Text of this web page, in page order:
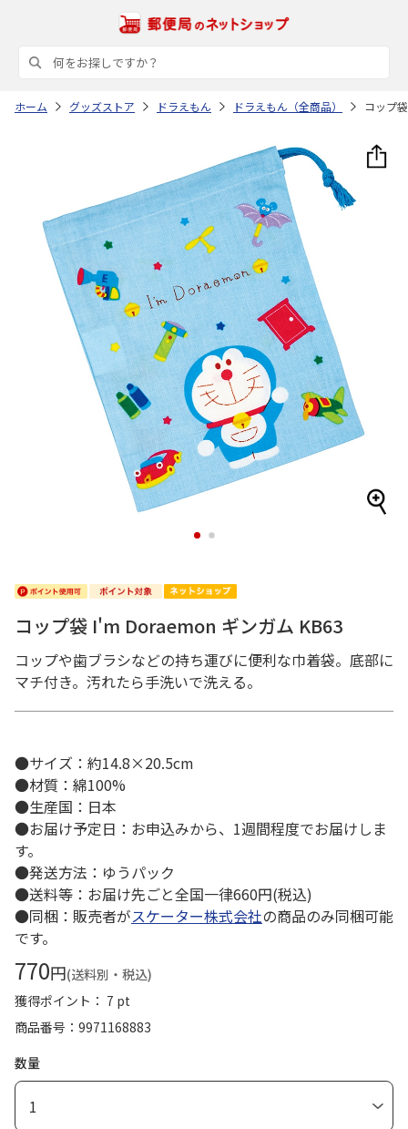
ホーム グッズストア ドラえもん ドラえもん（全商品） コップ
1 2
コップ袋 I'm Doraemon ギンガム KB63
コップや歯ブラシなどの持ち運びに便利な巾着袋。底部に
マチ付き。汚れたら手洗いで洗える。
●サイズ：約14.8×20.5cm
●材質：綿100%
●生産国：日本
●お届け予定日：お申込みから、1週間程度でお届けしま
す。
●発送方法：ゆうパック
●送料等：お届け先ごと全国一律660円(税込)
●同梱：販売者がスケーター株式会社の商品のみ同梱可能
です。
770円(送料別・税込)
獲得ポイント： 7 pt
商品番号
9971168883
数量
1